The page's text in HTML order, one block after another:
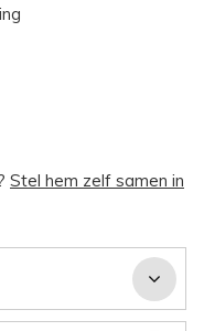
Stel hem zelf samen in